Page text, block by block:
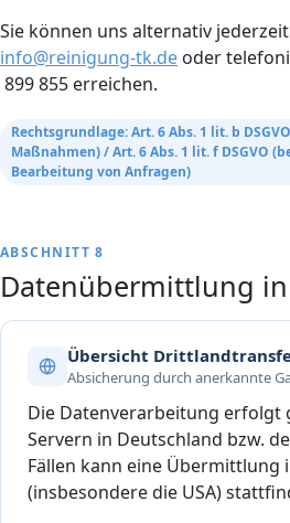
Sie können uns alternativ
info@reinigung-tk.de oder
899 855 erreichen.
Rechtsgrundlage: Art. 6 Abs. 1 lit. b
Maßnahmen) / Art. 6 Abs. 1 lit. f DSGVO
Bearbeitung von Anfragen)
ABSCHNITT 8
Datenübermittlung
Übersicht
Absicherung durch anerkannte
Die Datenverarbeitung erfolgt
Servern in Deutschland bzw.
Fällen kann eine Übermittlung
(insbesondere die USA)